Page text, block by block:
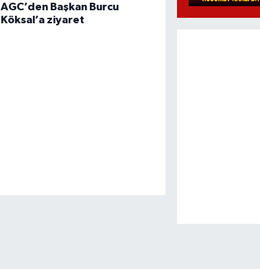
AGC’den Başkan Burcu
Köksal’a ziyaret